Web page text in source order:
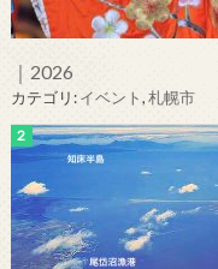
｜2026
カテゴリ:イベント,札幌市